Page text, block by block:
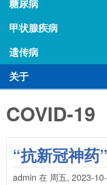
糖尿病
甲状腺疾病
遗传病
关于
COVID-19
“抗新冠神药
admin 在 周五, 2023-